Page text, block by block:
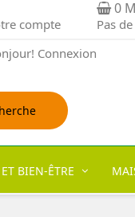
0
Pas
compte
Connexion
BIEN-ÊTRE